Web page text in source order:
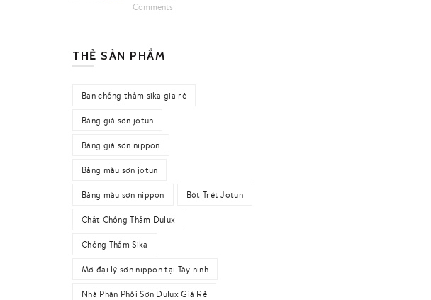
Comments
THẺ SẢN PHẨM
Bán chống thấm sika giá rẻ
Bảng giá sơn jotun
Bảng giá sơn nippon
Bảng màu sơn jotun
Bảng màu sơn nippon Bột Trét Jotun
Chất Chống Thấm Dulux
Chống Thấm Sika
Mở đại lý sơn nippon tại Tây ninh
Nhà Phân Phối Sơn Dulux Giá Rẻ